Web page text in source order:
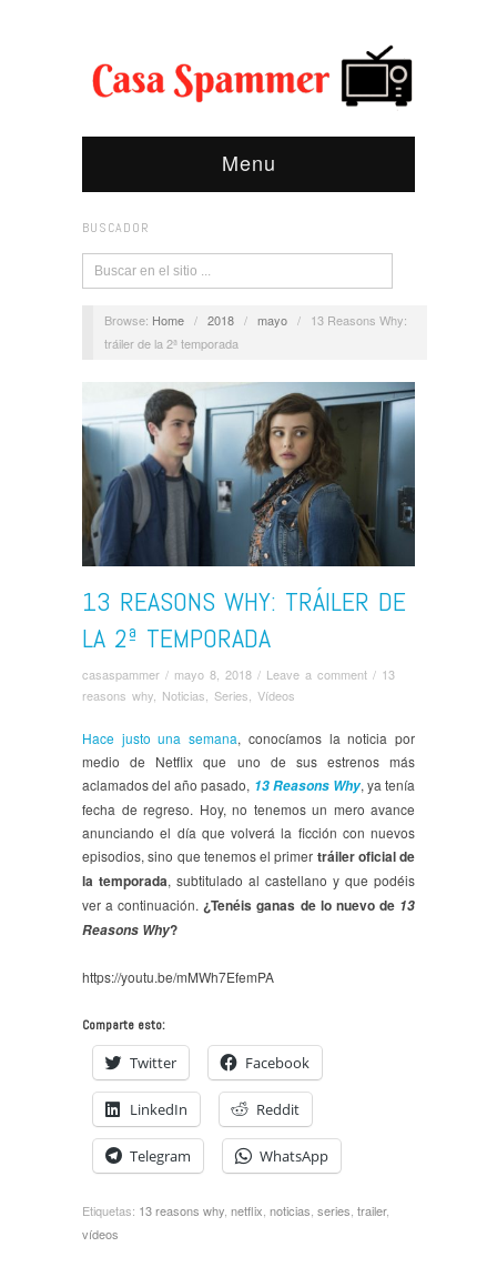
Menu
BUSCADOR
Browse: Home / 2018 / mayo /
13 Reasons Why:
tráiler de la 2ª temporada
13 REASONS WHY: TRÁILER DE
LA 2ª TEMPORADA
casaspammer / mayo 8, 2018 / Leave a comment / 13
reasons why Noticias Series Ví­deos
Hace justo una semana, conocíamos la noticia por
medio de Netflix que uno de sus estrenos más
aclamados del año pasado, 13 Reasons Why, ya tenía
fecha de regreso. Hoy, no tenemos un mero avance
anunciando el día que volverá la ficción con nuevos
episodios, sino que tenemos el primer tráiler oficial de
la temporada, subtitulado al castellano y que podéis
ver a continuación. ¿Tenéis ganas de lo nuevo de 13
Reasons Why?
https://youtu.be/mMWh7EfemPA
Comparte esto:
Twitter Facebook
LinkedIn Reddit
Telegram WhatsApp
Etiquetas: 13 reasons why netflix noticias series trailer,
vídeos